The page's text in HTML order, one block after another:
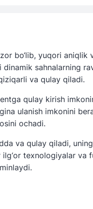
bo‘lib, yuqori aniqlik
dinamik sahnalarning
va qulay qiladi.
qulay kirish
ulanish imkonini
ochadi.
va qulay qiladi,
texnologiyalar va